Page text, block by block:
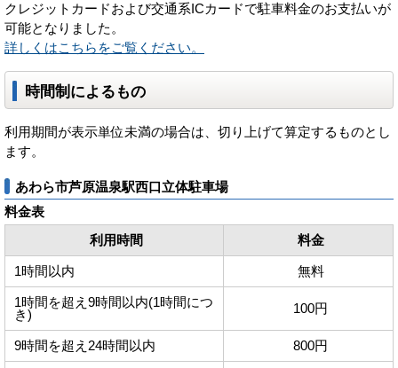
クレジットカードおよび交通系ICカードで駐車料金のお支払いが
可能となりました。
詳しくはこちらをご覧ください。
時間制によるもの
利用期間が表示単位未満の場合は、切り上げて算定するものとし
ます。
あわら市芦原温泉駅西口立体駐車場
料金表
利用時間
料金
1時間以内 無料
1時間を超え9時間以内(1時間につ
き)
100円
9時間を超え24時間以内 800円